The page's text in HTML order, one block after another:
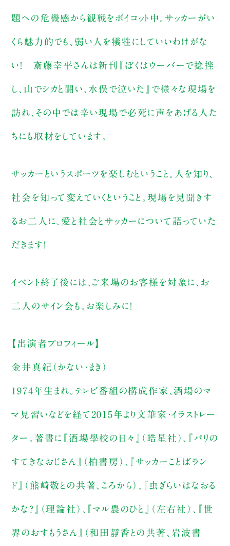
題への危機感から観戦をボイコット中。サッカーがい
くら魅力的でも、弱い人を犠牲にしていいわけがな
い！ 斎藤幸平さんは新刊『ぼくはウーバーで捻挫
し、山でシカと闘い、水俣で泣いた』で様々な現場を
訪れ、その中では辛い現場で必死に声をあげる人た
ちにも取材をしています。
サッカーというスポーツを楽しむということ。人を知り、
社会を知って変えていくということ。現場を見聞きす
るお二人に、愛と社会とサッカーについて語っていた
だきます！
イベント終了後には、ご来場のお客様を対象に、お
二人のサイン会も。お楽しみに！
【出演者プロフィール】
金井真紀（かない・まき）
1974年生まれ。テレビ番組の構成作家、酒場のマ
マ見習いなどを経て2015年より文筆家・イラストレー
ター。著書に『酒場學校の日々』（皓星社）、『パリの
すてきなおじさん』（柏書房）、『サッカーことばラン
ド』（熊崎敬との共著、ころから）、『虫ぎらいはなおる
かな？』（理論社）、『マル農のひと』（左右社）、『世
界のおすもうさん』（和田靜香との共著、岩波書